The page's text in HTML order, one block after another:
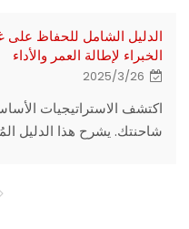
الدليل الشامل للحفاظ
الخبراء لإطالة العمر والأداء
2025/3/26
اكتشف الاستراتيجيات
شاحنتك. يشرح هذا الدليل